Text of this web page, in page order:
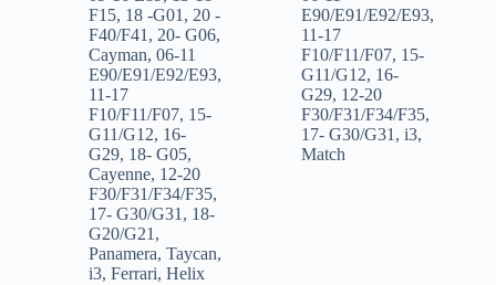
F15, 18 -G01, 20 -
F40/F41, 20- G06,
Cayman, 06-11
E90/E91/E92/E93,
11-17
F10/F11/F07, 15-
G11/G12, 16-
G29, 18- G05,
Cayenne, 12-20
F30/F31/F34/F35,
17- G30/G31, 18-
G20/G21,
Panamera, Taycan,
i3, Ferrari, Helix
E90/E91/E92/E93,
11-17
F10/F11/F07, 15-
G11/G12, 16-
G29, 12-20
F30/F31/F34/F35,
17- G30/G31,i3,
Match